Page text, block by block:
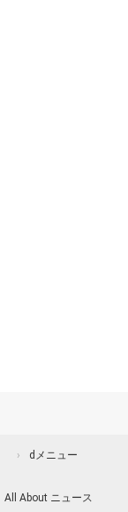
dメニュー
All About ニュース